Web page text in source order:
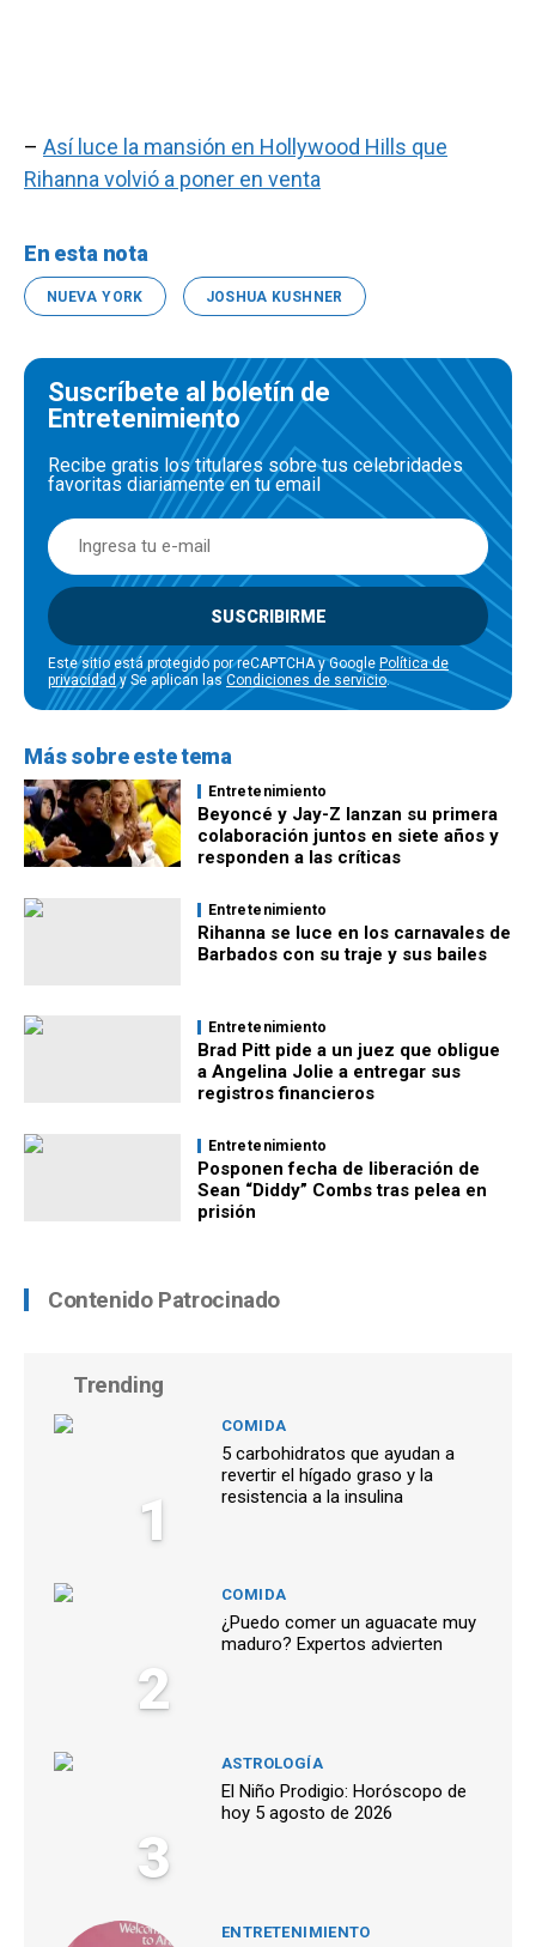
– Así luce la mansión en Hollywood Hills que
Rihanna volvió a poner en venta
En esta nota
NUEVA YORK JOSHUA KUSHNER
Suscríbete al boletín de
Entretenimiento
Recibe gratis los titulares sobre tus celebridades
favoritas diariamente en tu email
SUSCRIBIRME
Este sitio está protegido por reCAPTCHA y Google Política de
privacidad y Se aplican lasCondiciones de servicio.
Más sobre este tema
Entretenimiento
Beyoncé y Jay-Z lanzan su primera
colaboración juntos en siete años y
responden a las críticas
Entretenimiento
Rihanna se luce en los carnavales de
Barbados con su traje y sus bailes
Entretenimiento
Brad Pitt pide a un juez que obligue
a Angelina Jolie a entregar sus
registros financieros
Entretenimiento
Posponen fecha de liberación de
Sean “Diddy” Combs tras pelea en
prisión
Contenido Patrocinado
Trending
1
COMIDA
5 carbohidratos que ayudan a
revertir el hígado graso y la
resistencia a la insulina
2
COMIDA
¿Puedo comer un aguacate muy
maduro? Expertos advierten
3
ASTROLOGÍA
El Niño Prodigio: Horóscopo de
hoy 5 agosto de 2026
ENTRETENIMIENTO